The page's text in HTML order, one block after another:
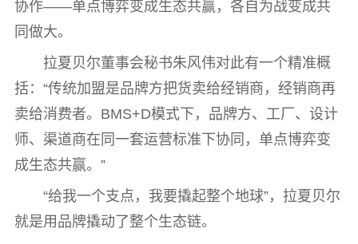
协作——单点博弈变成生态共赢，各自为战变成共
同做大。
拉夏贝尔董事会秘书朱风伟对此有一个精准概
括：“传统加盟是品牌方把货卖给经销商，经销商再
卖给消费者。BMS+D模式下，品牌方、工厂、设计
师、渠道商在同一套运营标准下协同，单点博弈变
成生态共赢。”
“给我一个支点，我要撬起整个地球”，拉夏贝尔
就是用品牌撬动了整个生态链。